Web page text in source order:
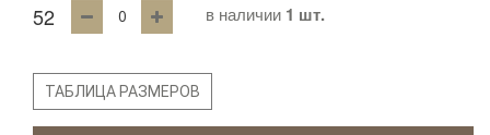
52 в наличии 1 шт.
ТАБЛИЦА РАЗМЕРОВ